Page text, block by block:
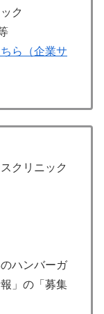
ク
ら（企業サ
クリニック
ハンバーガ
」の「募集